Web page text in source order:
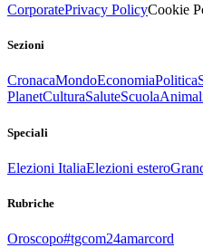
CorporatePrivacy PolicyCookie
Sezioni
CronacaMondoEconomiaPolitica
PlanetCulturaSaluteScuola
Speciali
Elezioni ItaliaElezioni estero
Rubriche
Oroscopo#tgcom24amarcord